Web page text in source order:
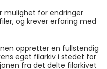
mulighet for endringer
og krever erfaring med
oppretter en fullstendig
eget filarkiv i stedet for
fra det delte filarkivet